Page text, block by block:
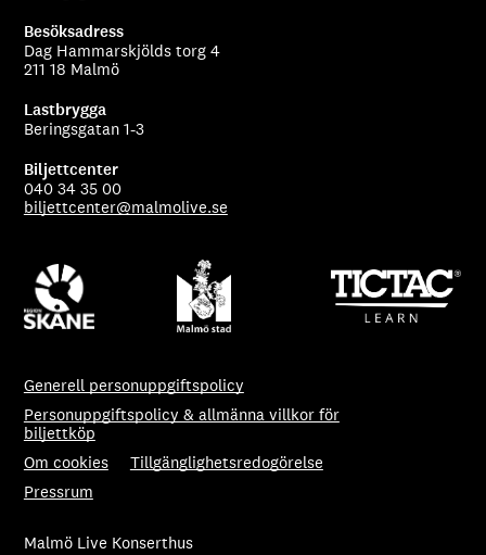
Besöksadress
Dag Hammarskjölds torg 4
211 18 Malmö
Lastbrygga
Beringsgatan 1-3
Biljettcenter
040 34 35 00
biljettcenter@malmolive.se
Generell personuppgiftspolicy
Personuppgiftspolicy & allmänna villkor för
biljettköp
Om cookies
Tillgänglighetsredogörelse
Pressrum
Malmö Live Konserthus